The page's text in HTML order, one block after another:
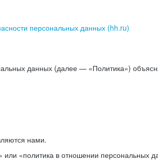
персональных данных (hh.ru)
данных (далее — «Политика»)
нами.
«политика в отношении персональных